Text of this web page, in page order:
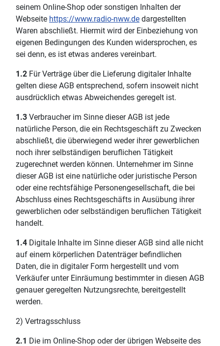
seinem Online-Shop oder sonstigen Inhalten der
Webseite https://www.radio-nww.de dargestellten
Waren abschließt. Hiermit wird der Einbeziehung von
eigenen Bedingungen des Kunden widersprochen, es
sei denn, es ist etwas anderes vereinbart.
1.2 Für Verträge über die Lieferung digitaler Inhalte
gelten diese AGB entsprechend, sofern insoweit nicht
ausdrücklich etwas Abweichendes geregelt ist.
1.3 Verbraucher im Sinne dieser AGB ist jede
natürliche Person, die ein Rechtsgeschäft zu Zwecken
abschließt, die überwiegend weder ihrer gewerblichen
noch ihrer selbständigen beruflichen Tätigkeit
zugerechnet werden können. Unternehmer im Sinne
dieser AGB ist eine natürliche oder juristische Person
oder eine rechtsfähige Personengesellschaft, die bei
Abschluss eines Rechtsgeschäfts in Ausübung ihrer
gewerblichen oder selbständigen beruflichen Tätigkeit
handelt.
1.4 Digitale Inhalte im Sinne dieser AGB sind alle nicht
auf einem körperlichen Datenträger befindlichen
Daten, die in digitaler Form hergestellt und vom
Verkäufer unter Einräumung bestimmter in diesen AGB
genauer geregelten Nutzungsrechte, bereitgestellt
werden.
2) Vertragsschluss
2.1 Die im Online-Shop oder der übrigen Webseite des